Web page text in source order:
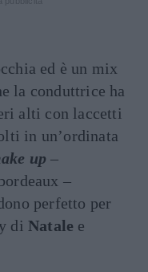
ed è un mix
la conduttrice ha
alti con laccetti
in un’ordinata
up –
–
perfetto per
di Natale e